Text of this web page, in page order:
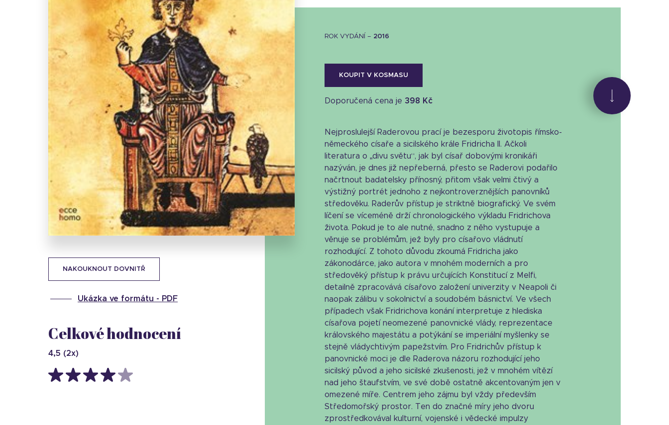
Stáhnout obálku
30 KB
NAKOUKNOUT DOVNITŘ
Ukázka ve formátu - PDF
ROK VYDÁNÍ – 2016
KOUPIT V KOSMASU
Doporučená cena je 398 Kč
Nejproslulejší Raderovou prací je bezesporu životopis římsko-
německého císaře a sicilského krále Fridricha II. Ačkoli
literatura o „divu světu“, jak byl císař dobovými kronikáři
nazýván, je dnes již nepřeberná, přesto se Raderovi podařilo
načrtnout badatelsky přínosný, přitom však velmi čtivý a
výstižný portrét jednoho z nejkontroverznějších panovníků
středověku. Raderův přístup je striktně biografický. Ve svém
líčení se víceméně drží chronologického výkladu Fridrichova
života. Pokud je to ale nutné, snadno z něho vystupuje a
věnuje se problémům, jež byly pro císařovo vládnutí
rozhodující. Z tohoto důvodu zkoumá Fridricha jako
zákonodárce, jako autora v mnohém moderních a pro
středověký přístup k právu určujících Konstitucí z Melfi,
detailně zpracovává císařovo založení univerzity v Neapoli či
naopak zálibu v sokolnictví a soudobém básnictví. Ve všech
případech však Fridrichova konání interpretuje z hlediska
císařova pojetí neomezené panovnické vlády, reprezentace
královského majestátu a potýkání se imperiální myšlenky se
stejně vládychtivým papežstvím. Pro Fridrichův přístup k
panovnické moci je dle Raderova názoru rozhodující jeho
sicilský původ a jeho sicilské zkušenosti, jež v mnohém vítězí
nad jeho štaufstvím, ve své době ostatně akcentovaným jen v
omezené míře. Centrem jeho zájmu byl vždy především
Středomořský prostor. Ten do značné míry jeho dvoru
zprostředkovával kulturní, vojenské i vědecké impulzy
Celkové hodnocení
4,5 (2x)